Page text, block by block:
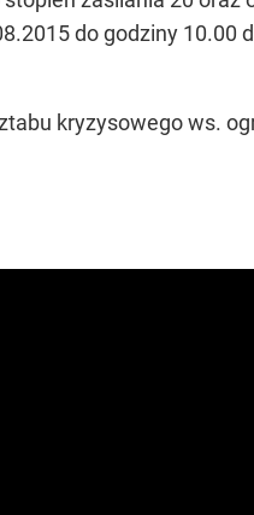
do godziny 10.00
kryzysowego ws.